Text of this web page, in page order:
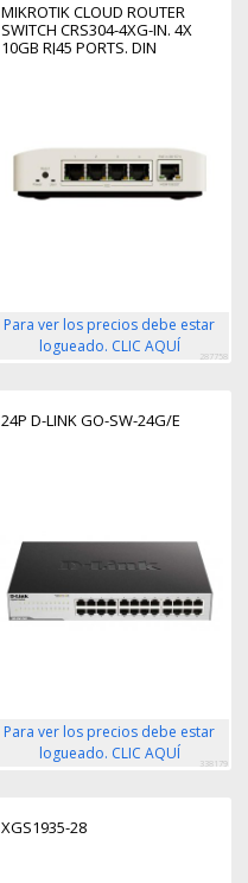
MIKROTIK CLOUD ROUTER
SWITCH CRS304-4XG-IN. 4X
10GB RJ45 PORTS. DIN
Para ver los precios debe estar
logueado. CLIC AQUÍ
287758
24P D-LINK GO-SW-24G/E
Para ver los precios debe estar
logueado. CLIC AQUÍ
338179
XGS1935-28